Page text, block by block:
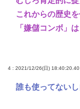
これからの歴史
「嫌儲コンボ」
4 : 2021/12/26(日) 18:40:20.40
誰も使ってない